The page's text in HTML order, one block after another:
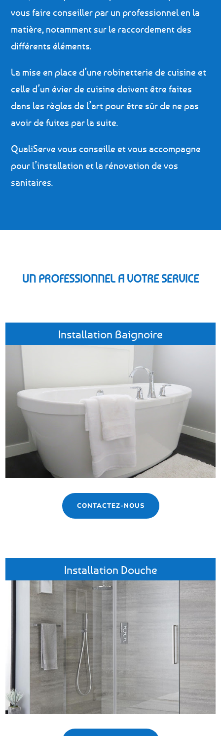
vous faire conseiller par un professionnel en la
matière, notamment sur le raccordement des
différents éléments.
La mise en place d’une robinetterie de cuisine et
celle d’un évier de cuisine doivent être faites
dans les règles de l’art pour être sûr de ne pas
avoir de fuites par la suite.
QualiServe vous conseille et vous accompagne
pour l’installation et la rénovation de vos
sanitaires.
UN PROFESSIONNEL A VOTRE SERVICE
Installation Baignoire
CONTACTEZ-NOUS
Installation Douche